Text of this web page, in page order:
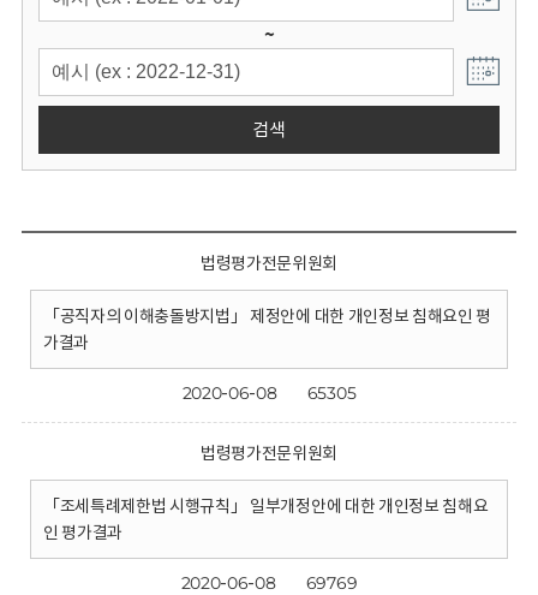
~
검색
법령평가전문위원회
「공직자의 이해충돌방지법」 제정안에 대한 개인정보 침해요인 평
가결과
2020-06-08 65305
법령평가전문위원회
「조세특례제한법 시행규칙」 일부개정안에 대한 개인정보 침해요
인 평가결과
2020-06-08 69769